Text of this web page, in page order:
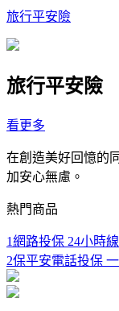
旅行平安險
旅行平安險
看更多
在創造美好回憶的
加安心無慮。
熱門商品
1網路投保 24小時
2保平安電話投保